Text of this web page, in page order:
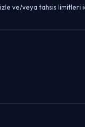
ve/veya tahsis